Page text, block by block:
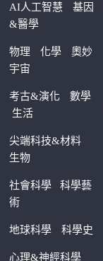
AI人工智慧
基因
&醫學
物理 化學
奧妙
宇宙
考古&演化
數學
生活
尖端科技&材料
生物
社會科學科學藝
術
地球科學 科學史
心理&神經科學